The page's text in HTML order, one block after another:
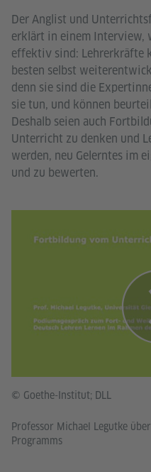
Der Anglist und
erklärt in einem Interview,
effektiv sind: Lehrerkräfte
besten selbst
denn sie sind die
sie tun, und können
Deshalb seien auch
Unterricht zu denken und
werden, neu Gelerntes im
und zu bewerten.
© Goethe-Institut; DLL
Professor Michael Legutke
Programms